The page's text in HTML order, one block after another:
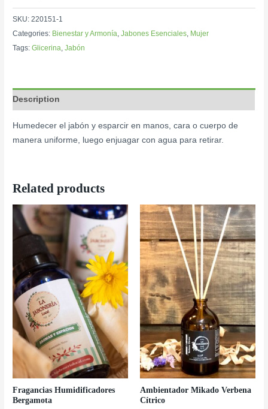
SKU:220151-1
Categories: Bienestar y Armonía,Jabones Esenciales, Mujer
Tags:Glicerina,Jabón
Description
Humedecer el jabón y esparcir en manos, cara o cuerpo de
manera uniforme, luego enjuagar con agua para retirar.
Related products
Fragancias Humidificadores
Bergamota
Ambientador Mikado Verbena
Cítrico